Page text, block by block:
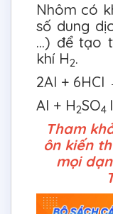
Nhôm có
số dung
…) để tạo
khí H2.
2Al + 6HCl
Al + H2SO4
Tham
ôn kiến
mọi